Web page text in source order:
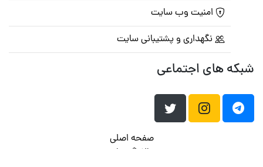
امنیت وب سایت
نگهداری و پشتیبانی سایت
شبکه های اجتماعی
صفحه اصلی
تالار گفتمان